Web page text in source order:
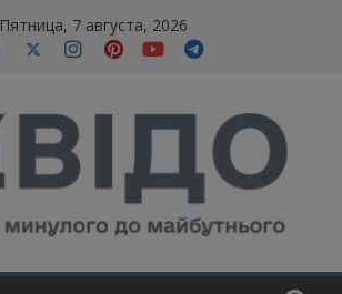
Пятница, 7 августа, 2026
modal-check